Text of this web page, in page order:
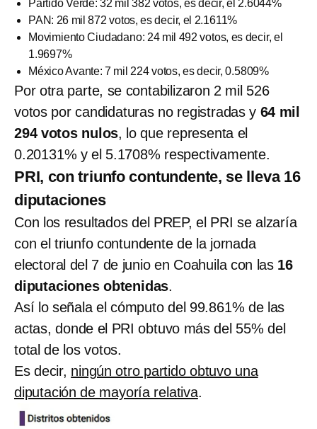
Partido Verde: 32 mil 382 votos, es decir, el 2.6044%
PAN: 26 mil 872 votos, es decir, el 2.1611%
Movimiento Ciudadano: 24 mil 492 votos, es decir, el
1.9697%
México Avante: 7 mil 224 votos, es decir, 0.5809%
Por otra parte, se contabilizaron 2 mil 526
votos por candidaturas no registradas y 64 mil
294 votos nulos, lo que representa el
0.20131% y el 5.1708% respectivamente.
PRI, con triunfo contundente, se lleva 16
diputaciones
Con los resultados del PREP, el PRI se alzaría
con el triunfo contundente de la jornada
electoral del 7 de junio en Coahuila con las 16
diputaciones obtenidas.
Así lo señala el cómputo del 99.861% de las
actas, donde el PRI obtuvo más del 55% del
total de los votos.
Es decir, ningún otro partido obtuvo una
diputación de mayoría relativa.